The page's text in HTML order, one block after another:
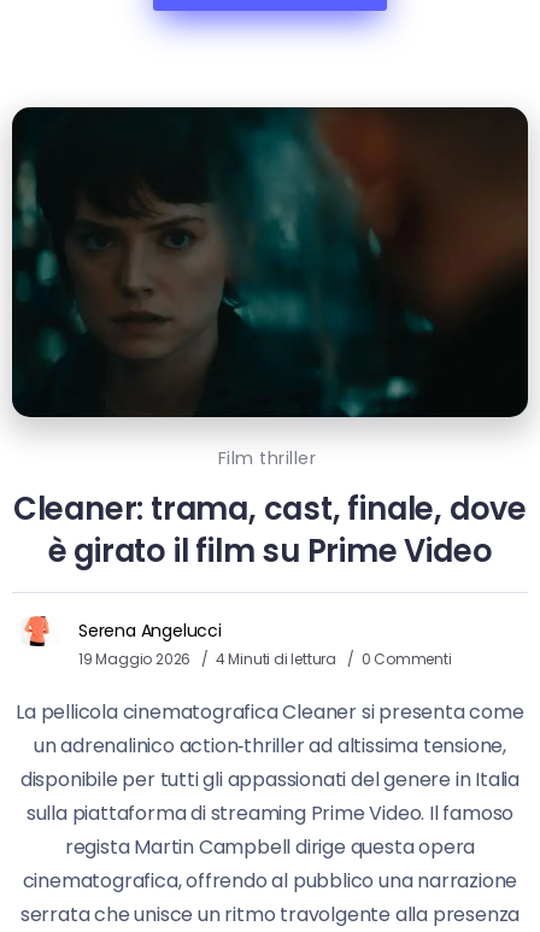
Film thriller
Cleaner: trama, cast, finale, dove
è girato il film su Prime Video
Serena Angelucci
19 Maggio 2026 4 Minuti di lettura 0 Commenti
La pellicola cinematografica Cleaner si presenta come
un adrenalinico action‑thriller ad altissima tensione,
disponibile per tutti gli appassionati del genere in Italia
sulla piattaforma di streaming Prime Video. Il famoso
regista Martin Campbell dirige questa opera
cinematografica, offrendo al pubblico una narrazione
serrata che unisce un ritmo travolgente alla presenza